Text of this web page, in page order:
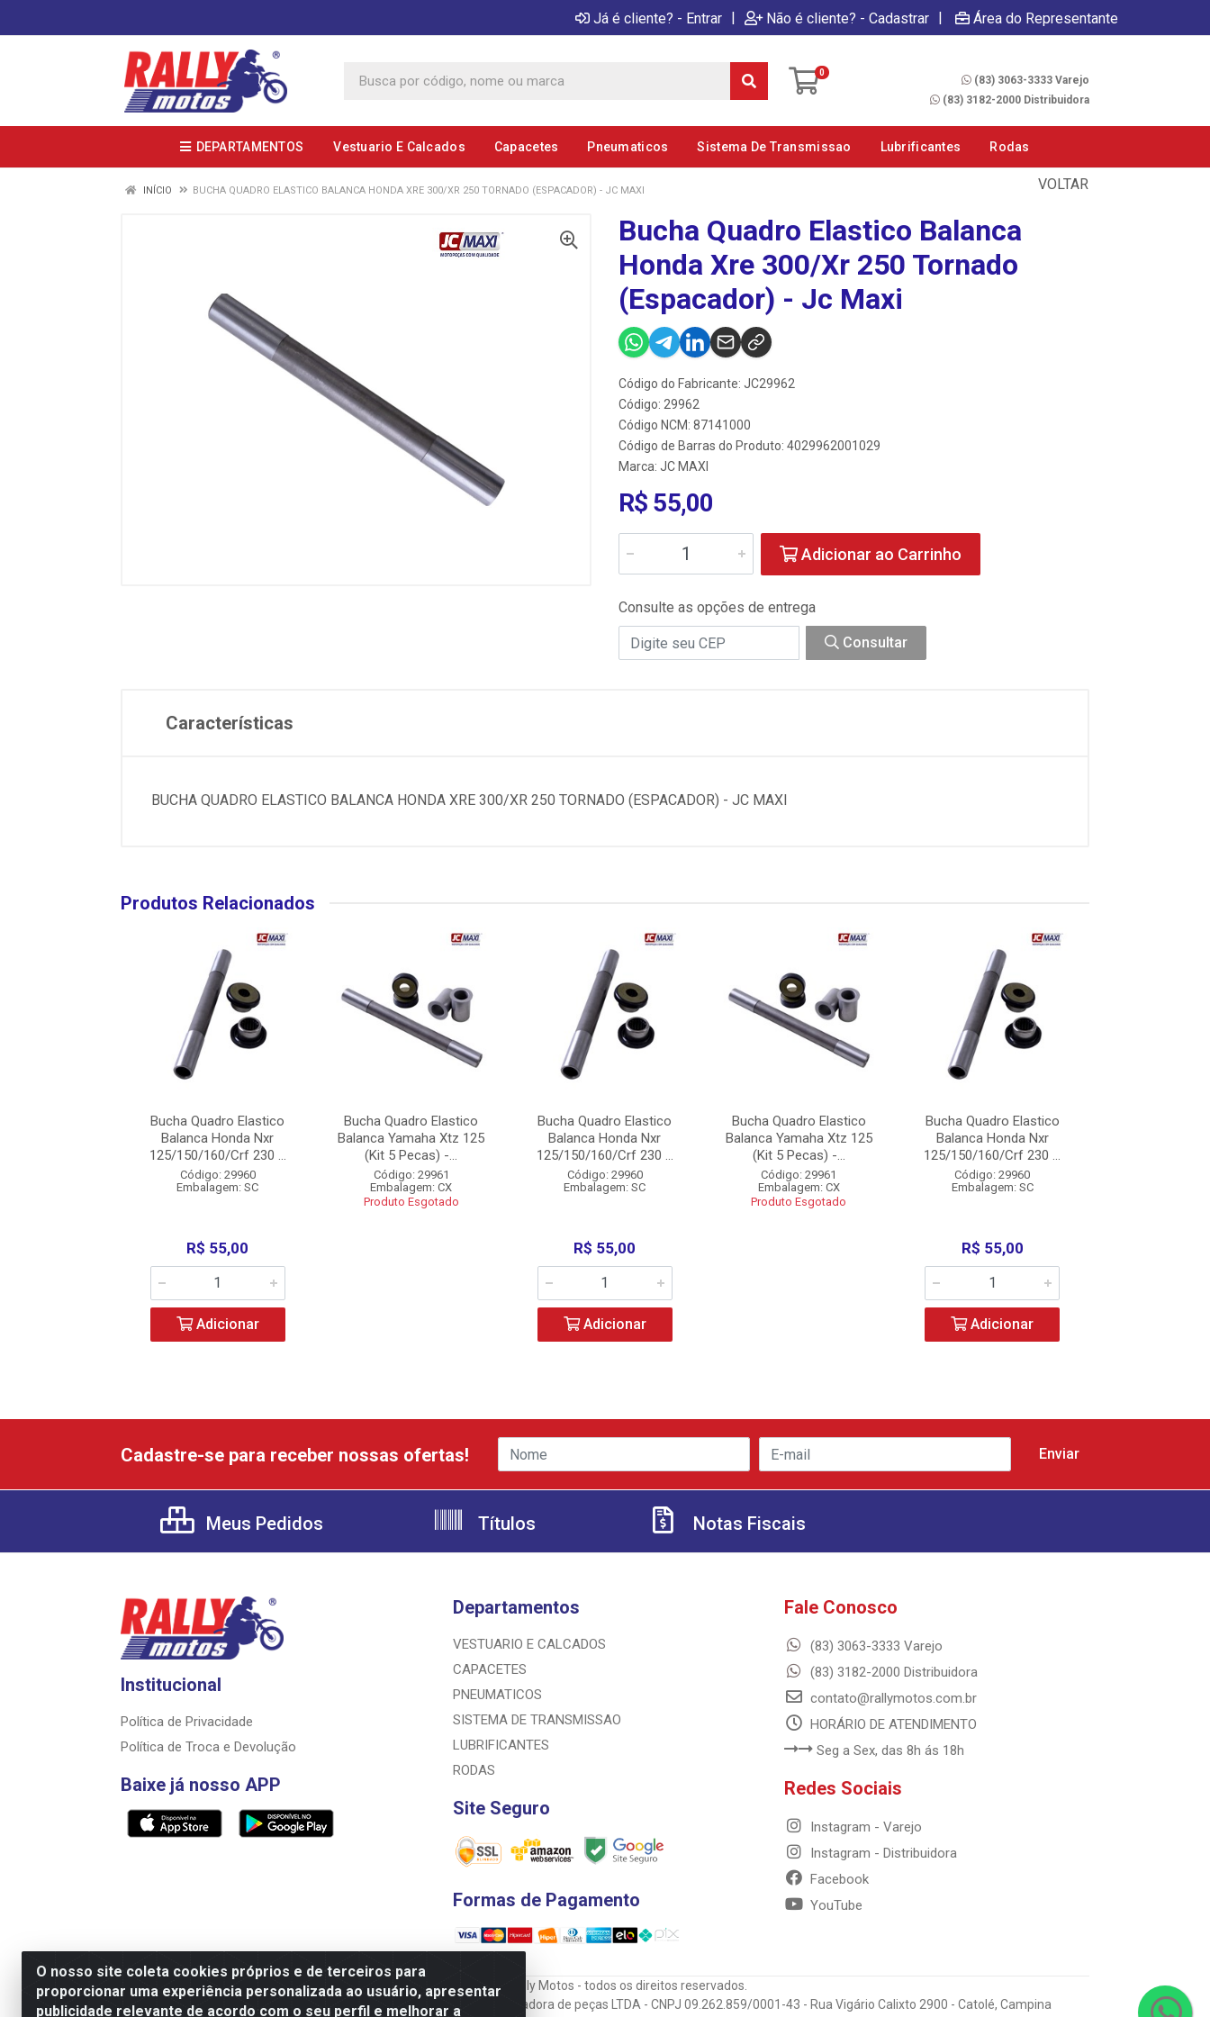
Já é cliente? - Entrar | Não é cliente? - Cadastrar | Área do Representante
0
(83) 3063-3333 Varejo
(83) 3182-2000 Distribuidora
DEPARTAMENTOS Vestuario E Calcados Capacetes Pneumaticos Sistema De Transmissao Lubrificantes Rodas
VOLTAR
INÍCIO BUCHA QUADRO ELASTICO BALANCA HONDA XRE 300/XR 250 TORNADO (ESPACADOR) - JC MAXI
Bucha Quadro Elastico Balanca
Honda Xre 300/Xr 250 Tornado
(Espacador) - Jc Maxi
Código do Fabricante: JC29962
Código: 29962
Código NCM: 87141000
Código de Barras do Produto: 4029962001029
Marca: JC MAXI
R$ 55,00
Adicionar ao Carrinho
Consulte as opções de entrega
Consultar
Características
BUCHA QUADRO ELASTICO BALANCA HONDA XRE 300/XR 250 TORNADO (ESPACADOR) - JC MAXI
Produtos Relacionados
Bucha Quadro Elastico
Balanca Honda Nxr
125/150/160/Crf 230 ...
Código: 29960
Embalagem: SC
R$ 55,00
Adicionar
Bucha Quadro Elastico
Balanca Yamaha Xtz 125
(Kit 5 Pecas) -...
Código: 29961
Embalagem: CX
Produto Esgotado
Bucha Quadro Elastico
Balanca Honda Nxr
125/150/160/Crf 230 ...
Código: 29960
Embalagem: SC
R$ 55,00
Adicionar
Bucha Quadro Elastico
Balanca Yamaha Xtz 125
(Kit 5 Pecas) -...
Código: 29961
Embalagem: CX
Produto Esgotado
Bucha Quadro Elastico
Balanca Honda Nxr
125/150/160/Crf 230 ...
Código: 29960
Embalagem: SC
R$ 55,00
Adicionar
O nosso site coleta cookies próprios e de terceiros para
proporcionar uma experiência personalizada ao usuário, apresentar
publicidade relevante de acordo com o seu perfil e melhorar a
Cadastre-se para receber nossas ofertas!
Meus Pedidos Títulos Notas Fiscais
Institucional
Política de Privacidade
Política de Troca e Devolução
Baixe já nosso APP
Departamentos
VESTUARIO E CALCADOS
CAPACETES
PNEUMATICOS
SISTEMA DE TRANSMISSAO
LUBRIFICANTES
RODAS
Site Seguro
Formas de Pagamento
Fale Conosco
(83) 3063-3333 Varejo
(83) 3182-2000 Distribuidora
contato@rallymotos.com.br
HORÁRIO DE ATENDIMENTO
Seg a Sex, das 8h ás 18h
Redes Sociais
Instagram - Varejo
Instagram - Distribuidora
Facebook
YouTube
© 2023 Rally Motos - todos os direitos reservados.
Razão Social: Rally motos distribuidora, importadora e transportadora de peças LTDA - CNPJ 09.262.859/0001-43 - Rua Vigário Calixto 2900 - Catolé, Campina